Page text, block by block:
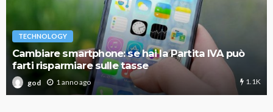
TECHNOLOGY
Cambiare smartphone: se hai la Partita IVA può
farti risparmiare sulle tasse
god 1 anno ago 1.1K